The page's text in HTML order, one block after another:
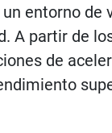
entorno de
A partir de
de